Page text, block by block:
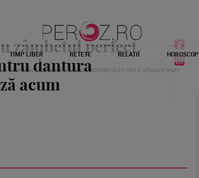
TIMP LIBER RETETE RELATII HOROSCOP
investit actorul pentru dantura impecabilă pe care o afișează acum
zâmbetul perfect.
dantura
acum